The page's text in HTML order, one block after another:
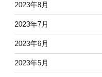
2023年8月
2023年7月
2023年6月
2023年5月